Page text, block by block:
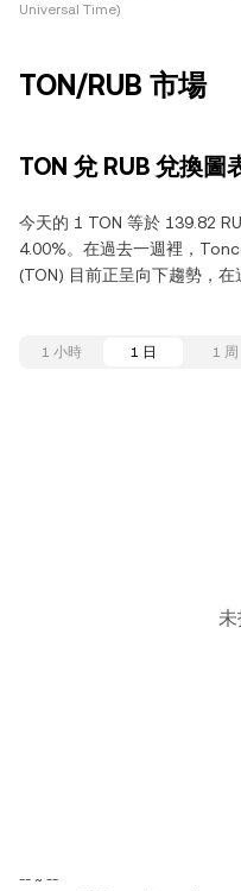
Universal Time)
TON/RUB 市場
TON 兌 RUB 兌換圖
今天的 1 TON 等於 139.82
4.00%。在過去一週裡，
(TON) 目前正呈向下趨勢，在
1 小時 1 日 1 周
-- ~ --